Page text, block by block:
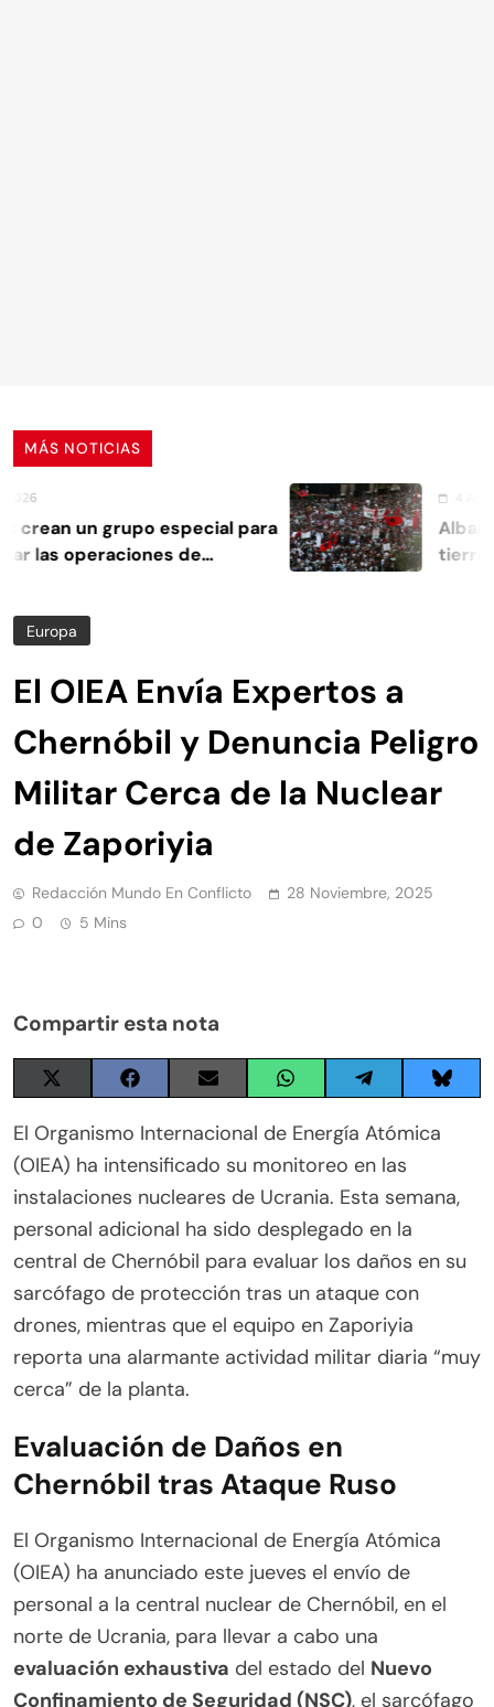
MÁS NOTICIAS
un grupo especial para
las operaciones de
4 Agosto,
Albania
tierras
Europa
El OIEA Envía Expertos a
Chernóbil y Denuncia Peligro
Militar Cerca de la Nuclear
de Zaporiyia
Redacción Mundo En Conflicto
28 Noviembre, 2025
0
5 Mins
Compartir esta nota
Share
on
X
(Twitter)
Share
on
Facebook
Share
on
Email
Share
on
WhatsApp
Share
on
Telegram
Share
on
El Organismo Internacional de Energía Atómica
(OIEA) ha intensificado su monitoreo en las
instalaciones nucleares de Ucrania. Esta semana,
personal adicional ha sido desplegado en la
central de Chernóbil para evaluar los daños en su
sarcófago de protección tras un ataque con
drones, mientras que el equipo en Zaporiyia
reporta una alarmante actividad militar diaria “muy
cerca” de la planta.
Evaluación de Daños en
Chernóbil tras Ataque Ruso
El Organismo Internacional de Energía Atómica
(OIEA) ha anunciado este jueves el envío de
personal a la central nuclear de Chernóbil, en el
norte de Ucrania, para llevar a cabo una
evaluación exhaustiva del estado del Nuevo
Confinamiento de Seguridad (NSC), el sarcófago